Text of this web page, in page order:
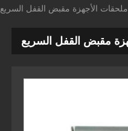
ملحقات الأجهزة مقبض القفل السريع
مقبض القفل السريع